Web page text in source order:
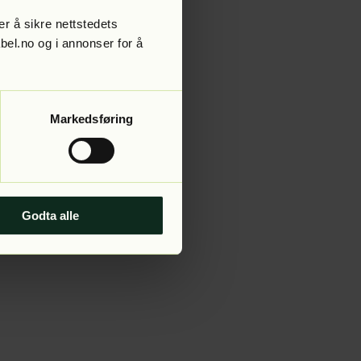
å sikre nettstedets
og i annonser for å
Markedsføring
Godta alle